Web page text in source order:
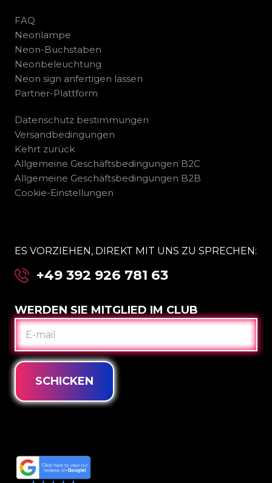
FAQ
Neonlampe
Neon-Buchstaben
Neonbeleuchtung
Neon sign anfertigen lassen
Partner-Plattform
Datenschutz bestimmungen
Versandbedingungen
Kehrt zurück
Allgemeine Geschäftsbedingungen B2C
Allgemeine Geschäftsbedingungen B2B
Cookie-Einstellungen
ES VORZIEHEN, DIREKT MIT UNS ZU SPRECHEN:
+49 392 926 781 63
WERDEN SIE MITGLIED IM CLUB
E-
MAIL
SCHICKEN